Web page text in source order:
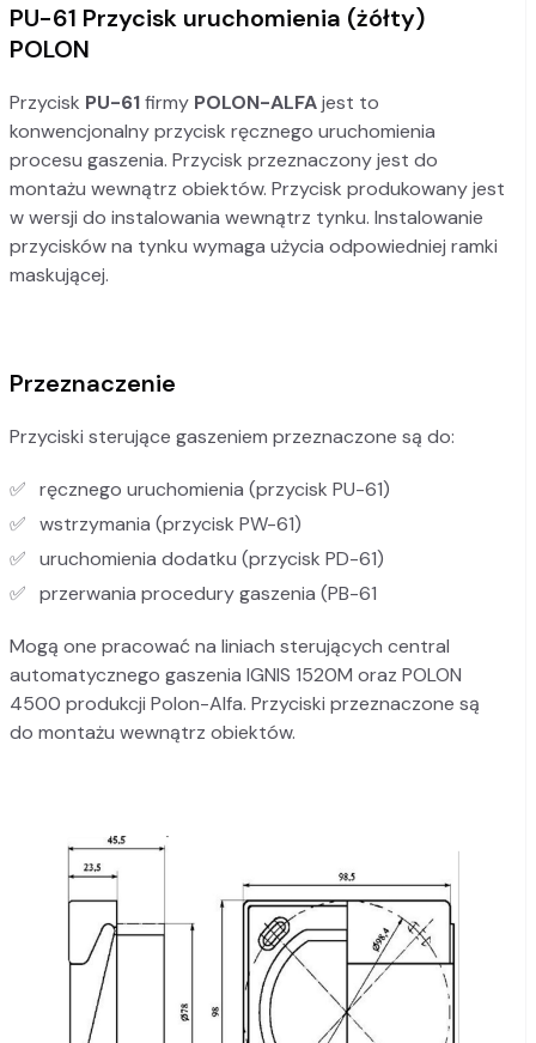
PU-61 Przycisk uruchomienia (żółty)
POLON
Przycisk PU-61firmy POLON-ALFAjest to
konwencjonalny przycisk ręcznego uruchomienia
procesu gaszenia. Przycisk przeznaczony jest do
montażu wewnątrz obiektów. Przycisk produkowany jest
w wersji do instalowania wewnątrz tynku. Instalowanie
przycisków na tynku wymaga użycia odpowiedniej ramki
maskującej.
Przeznaczenie
Przyciski sterujące gaszeniem przeznaczone są do:
ręcznego uruchomienia (przycisk PU-61)
wstrzymania (przycisk PW-61)
uruchomienia dodatku (przycisk PD-61)
przerwania procedury gaszenia (PB-61
Mogą one pracować na liniach sterujących central
automatycznego gaszenia IGNIS 1520M oraz POLON
4500 produkcji Polon-Alfa. Przyciski przeznaczone są
do montażu wewnątrz obiektów.